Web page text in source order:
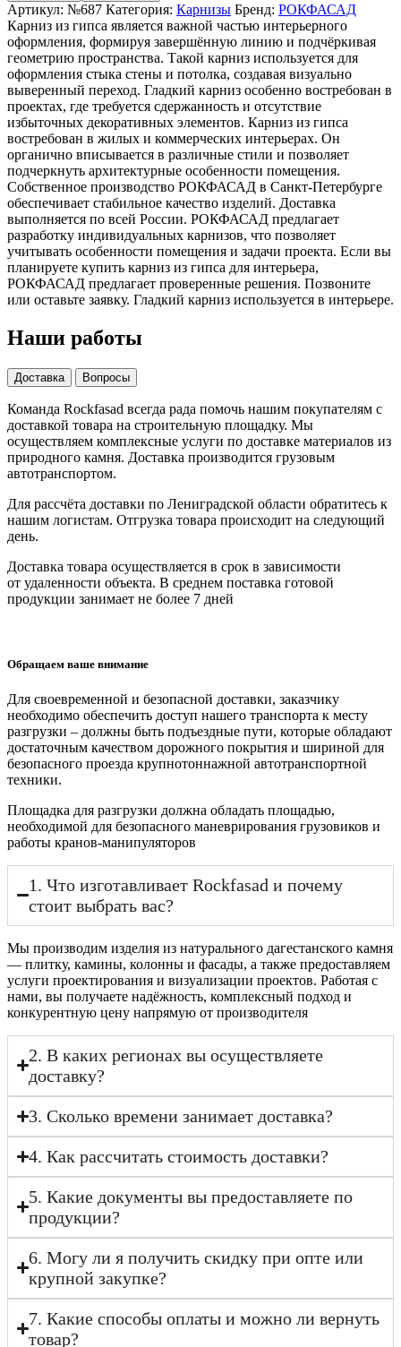
Артикул: №687 Категория: Карнизы Бренд: РОКФАСАД
Карниз из гипса является важной частью интерьерного
оформления, формируя завершённую линию и подчёркивая
геометрию пространства. Такой карниз используется для
оформления стыка стены и потолка, создавая визуально
выверенный переход. Гладкий карниз особенно востребован в
проектах, где требуется сдержанность и отсутствие
избыточных декоративных элементов. Карниз из гипса
востребован в жилых и коммерческих интерьерах. Он
органично вписывается в различные стили и позволяет
подчеркнуть архитектурные особенности помещения.
Собственное производство РОКФАСАД в Санкт-Петербурге
обеспечивает стабильное качество изделий. Доставка
выполняется по всей России. РОКФАСАД предлагает
разработку индивидуальных карнизов, что позволяет
учитывать особенности помещения и задачи проекта. Если вы
планируете купить карниз из гипса для интерьера,
РОКФАСАД предлагает проверенные решения. Позвоните
или оставьте заявку. Гладкий карниз используется в интерьере.
Наши работы
Доставка Вопросы
Команда Rockfasad всегда рада помочь нашим покупателям с
доставкой товара на строительную площадку. Мы
осуществляем комплексные услуги по доставке материалов из
природного камня. Доставка производится грузовым
автотранспортом.
Для рассчёта доставки по Лениградской области обратитесь к
нашим логистам. Отгрузка товара происходит на следующий
день.
Доставка товара осуществляется в срок в зависимости
от удаленности объекта. В среднем поставка готовой
продукции занимает не более 7 дней
Обращаем ваше внимание
Для своевременной и безопасной доставки, заказчику
необходимо обеспечить доступ нашего транспорта к месту
разгрузки – должны быть подъездные пути, которые обладают
достаточным качеством дорожного покрытия и шириной для
безопасного проезда крупнотоннажной автотранспортной
техники.
Площадка для разгрузки должна обладать площадью,
необходимой для безопасного маневрирования грузовиков и
работы кранов-манипуляторов
1. Что изготавливает Rockfasad и почему
стоит выбрать вас?
Мы производим изделия из натурального дагестанского камня
— плитку, камины, колонны и фасады, а также предоставляем
услуги проектирования и визуализации проектов. Работая с
нами, вы получаете надёжность, комплексный подход и
конкурентную цену напрямую от производителя
2. В каких регионах вы осуществляете
доставку?
3. Сколько времени занимает доставка?
4. Как рассчитать стоимость доставки?
5. Какие документы вы предоставляете по
продукции?
6. Могу ли я получить скидку при опте или
крупной закупке?
7. Какие способы оплаты и можно ли вернуть
товар?